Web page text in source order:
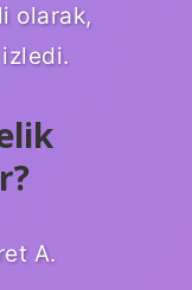
olarak,
A.